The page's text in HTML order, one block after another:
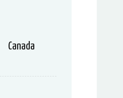
Canada